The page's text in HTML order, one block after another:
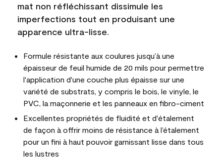
mat non réfléchissant dissimule les
imperfections tout en produisant une
apparence ultra-lisse.
Formule résistante aux coulures jusqu’à une
épaisseur de feuil humide de 20 mils pour permettre
l'application d'une couche plus épaisse sur une
variété de substrats, y compris le bois, le vinyle, le
PVC, la maçonnerie et les panneaux en fibro-ciment
Excellentes propriétés de fluidité et d'étalement
de façon à offrir moins de résistance à l’étalement
pour un fini à haut pouvoir garnissant lisse dans tous
les lustres